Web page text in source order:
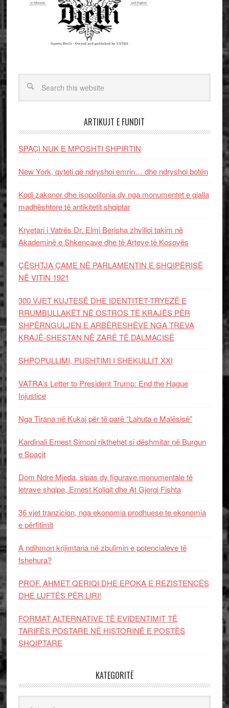
ARTIKUJT E FUNDIT
SPAÇI NUK E MPOSHTI SHPIRTIN
New York, qyteti që ndryshoi emrin… dhe ndryshoi botën
Kodi zakonor dhe isopolifonia dy nga monumentet e gjalla
madhështore të antikitetit shqiptar
Kryetari i Vatrës Dr. Elmi Berisha zhvilloi takim në
Akademinë e Shkencave dhe të Arteve të Kosovës
ÇËSHTJA ÇAME NË PARLAMENTIN E SHQIPËRISË
NË VITIN 1921
300 VJET KUJTESË DHE IDENTITET-TRYEZË E
RRUMBULLAKËT NË OSTROS TË KRAJËS PËR
SHPËRNGULJEN E ARBËRESHËVE NGA TREVA
KRAJË-SHESTAN NË ZARË TË DALMACISË
SHPOPULLIMI, PUSHTIMI I SHEKULLIT XXI
VATRA’s Letter to President Trump: End the Hague
Injustice
Nga Tirana në Kukaj për të parë “Lahuta e Malësisë”
Kardinali Ernest Simoni rikthehet si dëshmitar në Burgun
e Spaçit
Dom Ndre Mjeda, sipas dy figurave monumentale të
letrave shqipe, Ernest Koliqit dhe At Gjergj Fishta
36 vjet tranzicion, nga ekonomia prodhuese te ekonomia
e përfitimit
A ndihmon krijimtaria në zbulimin e potencialeve të
fshehura?
PROF. AHMET QERIQI DHE EPOKA E REZISTENCЁS
DHE LUFTЁS PЁR LIRI!
FORMAT ALTERNATIVE TË EVIDENTIMIT TË
TARIFËS POSTARE NË HISTORINË E POSTËS
SHQIPTARE
KATEGORITË